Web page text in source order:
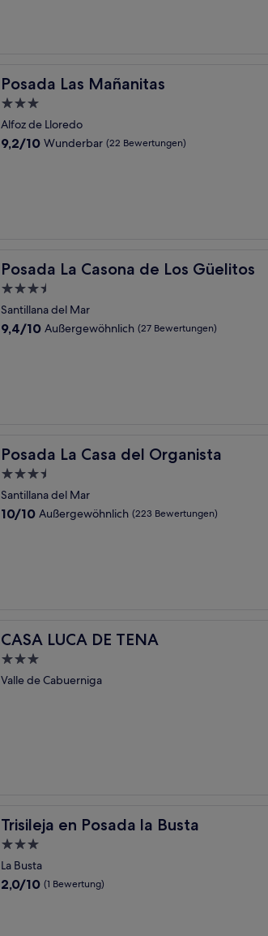
Posada Las Mañanitas
Posada Las Mañanitas
3.0-
Sterne-
Unterkunft
Alfoz de Lloredo
9.2
9,2/10 Wunderbar (22 Bewertungen)
Posada La Casona de Los Güelitos
Posada La Casona de Los Güelitos
3.5-
Sterne-
Unterkunft
Santillana del Mar
9.4
9,4/10 Außergewöhnlich (27 Bewertungen)
Posada La Casa del Organista
Posada La Casa del Organista
3.5-
Sterne-
Unterkunft
Santillana del Mar
10.0
10/10 Außergewöhnlich (223 Bewertungen)
CASA LUCA DE TENA
CASA LUCA DE TENA
3.0-
Sterne-
Valle de Cabuerniga
Trisileja en Posada la Busta
Trisileja en Posada la Busta
3.0-
Sterne-
Unterkunft
La Busta
2.0
2,0/10 (1 Bewertung)